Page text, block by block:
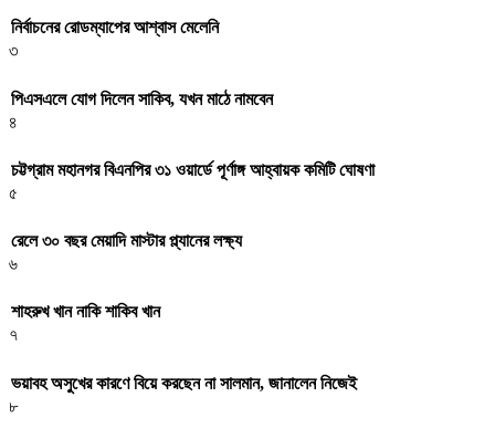
নির্বাচনের রোডম্যাপের আশ্বাস মেলেনি
৩
পিএসএলে যোগ দিলেন সাকিব, যখন মাঠে নামবেন
৪
চট্টগ্রাম মহানগর বিএনপির ৩১ ওয়ার্ডে পূর্ণাঙ্গ আহ্বায়ক কমিটি ঘোষণা
৫
রেলে ৩০ বছর মেয়াদি মাস্টার প্ল্যানের লক্ষ্য
৬
শাহরুখ খান নাকি শাকিব খান
৭
ভয়াবহ অসুখের কারণে বিয়ে করছেন না সালমান, জানালেন নিজেই
৮